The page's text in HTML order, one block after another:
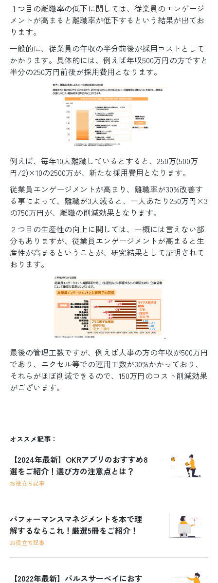
１つ目の離職率の低下に関しては、従業員のエンゲージ
メントが高まると離職率が低下するという結果が出てお
ります。
一般的に、従業員の年収の半分前後が採用コストとして
かかります。具体的には、例えば年収500万円の方ですと
半分の250万円前後が採用費用となります。
例えば、毎年10人離職しているとすると、250万(500万
円/2)×10の2500万が、新たな採用費用となります。
従業員エンゲージメントが高まり、離職率が30%改善す
る事によって、離職が3人減ると、一人あたり250万円×3
の750万円が、離職の削減効果となります。
２つ目の生産性の向上に関しては、一概には言えない部
分もありますが、従業員エンゲージメントが高まると生
産性が高まるということが、研究結果として証明されて
おります。
最後の管理工数ですが、例えば人事の方の年収が500万円
であり、エクセル等での運用工数が30%かかっており、
それらがほぼ削減できるので、150万円のコスト削減効果
がございます。
オススメ記事：
【2024年最新】OKRアプリのおすすめ8
選をご紹介！選び方の注意点とは？
お役立ち記事
パフォーマンスマネジメントを本で理
解するならこれ！厳選5冊をご紹介！
お役立ち記事
【2022年最新】パルスサーベイにおす